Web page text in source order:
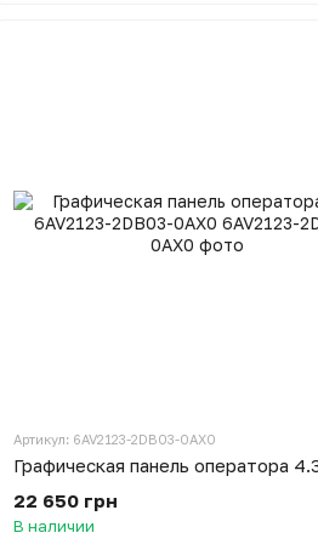
Артикул: 6AV2123-2DB03-0AX0
22 650 грн
В наличии